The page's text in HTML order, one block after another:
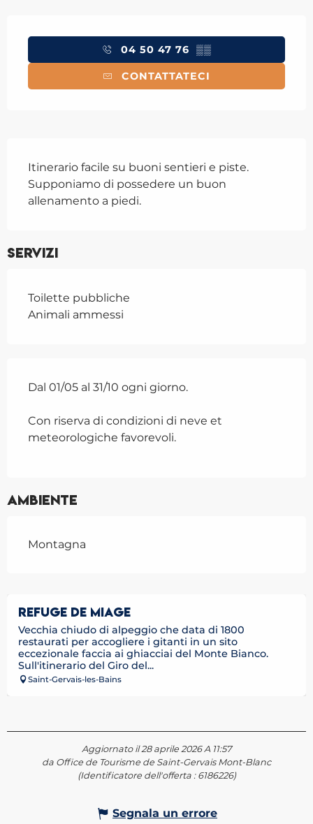
04 50 47 76 ▒▒
CONTATTATECI
Itinerario facile su buoni sentieri e piste.
Supponiamo di possedere un buon
allenamento a piedi.
Servizi
Toilette pubbliche
Animali ammessi
Dal 01/05 al 31/10 ogni giorno.
Con riserva di condizioni di neve et
meteorologiche favorevoli.
Ambiente
Montagna
REFUGE DE MIAGE
Vecchia chiudo di alpeggio che data di 1800
restaurati per accogliere i gitanti in un sito
eccezionale faccia ai ghiacciai del Monte Bianco.
Sull'itinerario del Giro del...
Saint-Gervais-les-Bains
Aggiornato il 28 aprile 2026 A 11:57
da Office de Tourisme de Saint-Gervais Mont-Blanc
(Identificatore dell'offerta : 6186226)
Segnala un errore